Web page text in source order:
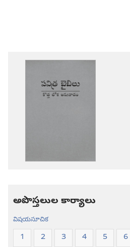
అపొస్తలుల కార్యాలు
విషయసూచిక
1 2 3 4 5 6